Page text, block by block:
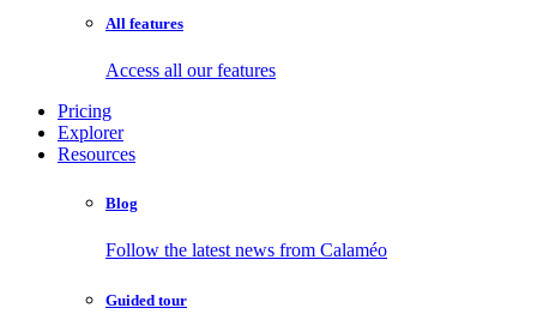
All features
Access all our features
Pricing
Explorer
Resources
Blog
Follow the latest news from Calaméo
Guided tour